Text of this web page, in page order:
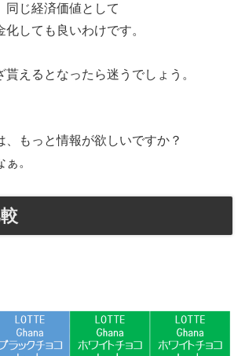
同じ経済価値として
しても良いわけです。
貰えるとなったら迷うでしょう。
、もっと情報が欲しいですか？
。